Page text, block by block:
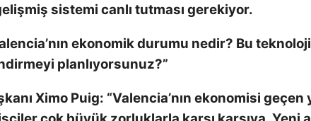
sistemi canlı tutması gerekiyor.
ekonomik durumu nedir? Bu
planlıyorsunuz?”
Ximo Puig: “Valencia’nın ekonomisi geçen